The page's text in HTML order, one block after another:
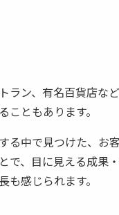
ン、有名百貨店な
ともあります。
る中で見つけた、お
、目に見える成果
感じられます。